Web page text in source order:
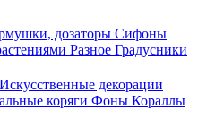
дозаторы Сифоны
Разное Градусники
Искусственные декорации
коряги Фоны Кораллы